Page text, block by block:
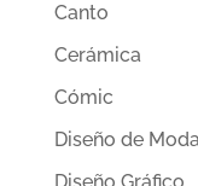
Canto
Cerámica
Cómic
Diseño de